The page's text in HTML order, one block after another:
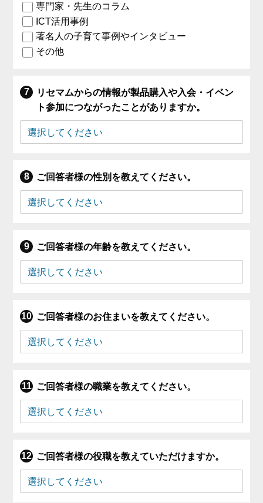
専門家・先生のコラム
ICT活用事例
著名人の子育て事例やインタビュー
その他
リセマムからの情報が製品購入や入会・イベン
ト参加につながったことがありますか。
ご回答者様の性別を教えてください。
ご回答者様の年齢を教えてください。
ご回答者様のお住まいを教えてください。
ご回答者様の職業を教えてください。
ご回答者様の役職を教えていただけますか。